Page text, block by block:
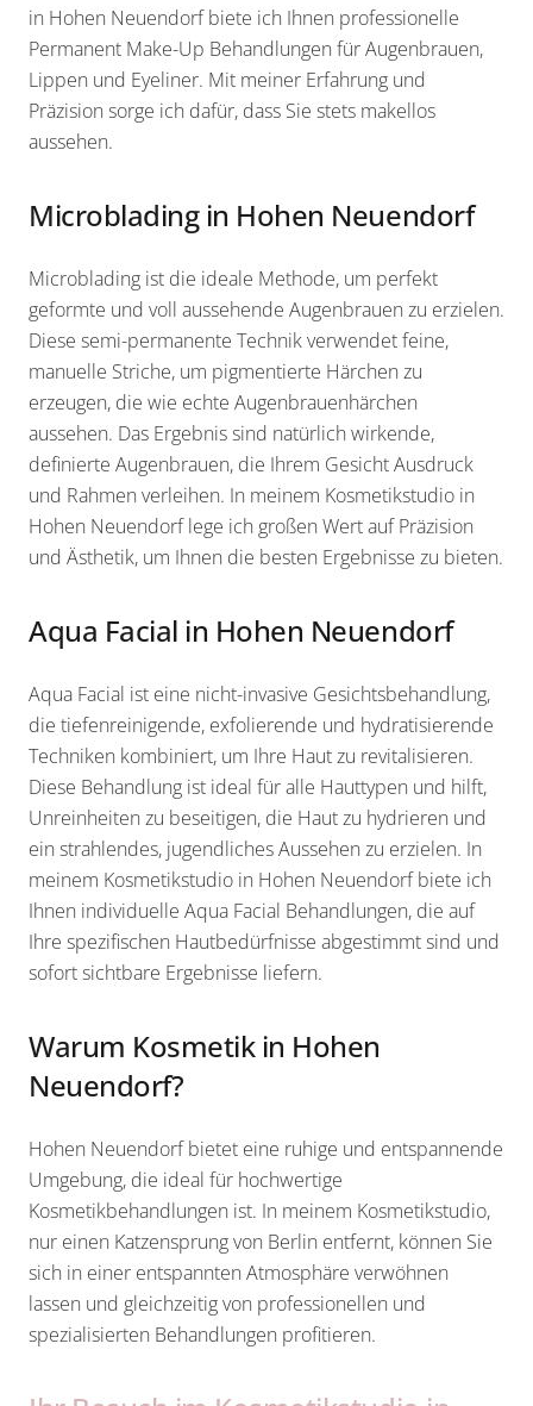
in Hohen Neuendorf biete ich Ihnen professionelle
Permanent Make-Up Behandlungen für Augenbrauen,
Lippen und Eyeliner. Mit meiner Erfahrung und
Präzision sorge ich dafür, dass Sie stets makellos
aussehen.
Microblading in Hohen Neuendorf
Microblading ist die ideale Methode, um perfekt
geformte und voll aussehende Augenbrauen zu erzielen.
Diese semi-permanente Technik verwendet feine,
manuelle Striche, um pigmentierte Härchen zu
erzeugen, die wie echte Augenbrauenhärchen
aussehen. Das Ergebnis sind natürlich wirkende,
definierte Augenbrauen, die Ihrem Gesicht Ausdruck
und Rahmen verleihen. In meinem Kosmetikstudio in
Hohen Neuendorf lege ich großen Wert auf Präzision
und Ästhetik, um Ihnen die besten Ergebnisse zu bieten.
Aqua Facial in Hohen Neuendorf
Aqua Facial ist eine nicht-invasive Gesichtsbehandlung,
die tiefenreinigende, exfolierende und hydratisierende
Techniken kombiniert, um Ihre Haut zu revitalisieren.
Diese Behandlung ist ideal für alle Hauttypen und hilft,
Unreinheiten zu beseitigen, die Haut zu hydrieren und
ein strahlendes, jugendliches Aussehen zu erzielen. In
meinem Kosmetikstudio in Hohen Neuendorf biete ich
Ihnen individuelle Aqua Facial Behandlungen, die auf
Ihre spezifischen Hautbedürfnisse abgestimmt sind und
sofort sichtbare Ergebnisse liefern.
Warum Kosmetik in Hohen
Neuendorf?
Hohen Neuendorf bietet eine ruhige und entspannende
Umgebung, die ideal für hochwertige
Kosmetikbehandlungen ist. In meinem Kosmetikstudio,
nur einen Katzensprung von Berlin entfernt, können Sie
sich in einer entspannten Atmosphäre verwöhnen
lassen und gleichzeitig von professionellen und
spezialisierten Behandlungen profitieren.